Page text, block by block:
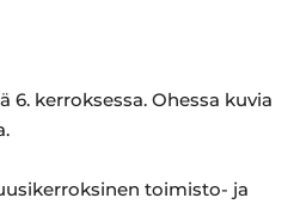
kerroksessa. Ohessa kuvia
toimisto- ja